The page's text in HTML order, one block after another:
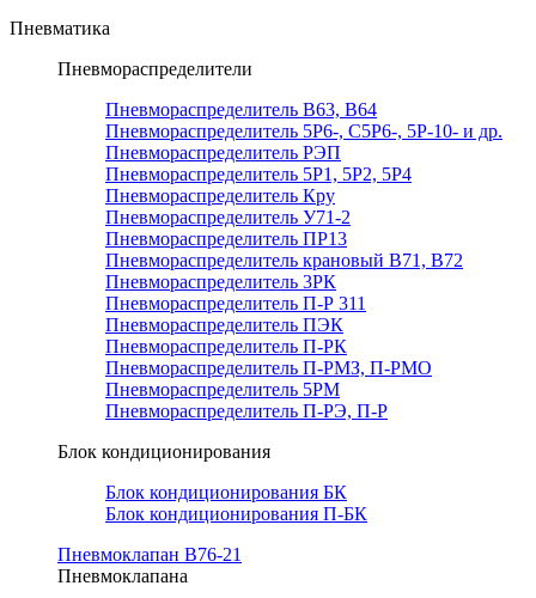
Пневматика
Пневмораспределители
Пневмораспределитель В63, В64
Пневмораспределитель 5Р6-, С5Р6-, 5Р-10- и др.
Пневмораспределитель РЭП
Пневмораспределитель 5Р1, 5Р2, 5Р4
Пневмораспределитель Кру
Пневмораспределитель У71-2
Пневмораспределитель ПР13
Пневмораспределитель крановый В71, В72
Пневмораспределитель 3РК
Пневмораспределитель П-Р 311
Пневмораспределитель ПЭК
Пневмораспределитель П-РК
Пневмораспределитель П-РМЗ, П-РМО
Пневмораспределитель 5РМ
Пневмораспределитель П-РЭ, П-Р
Блок кондиционирования
Блок кондиционирования БК
Блок кондиционирования П-БК
Пневмоклапан В76-21
Пневмоклапана